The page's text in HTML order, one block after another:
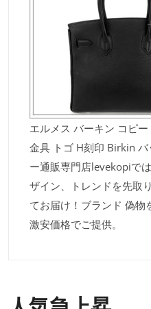
エルメス バーキン コピ
金具 トゴ H刻印 Birkin
ー通販専門店levekopiで
ザイン、トレンドを先取
てお届け！ブランド 偽物
激安価格でご提供。